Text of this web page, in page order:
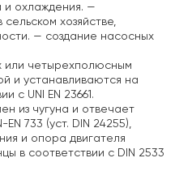
и охлаждения. —
хозяйстве,
— создание насосных
или четырехполюсным
и устанавливаются на
с UNI EN 23661.
из чугуна и отвечает
733 (уст. DIN 24255),
и опора двигателя
в соответствии с DIN 2533